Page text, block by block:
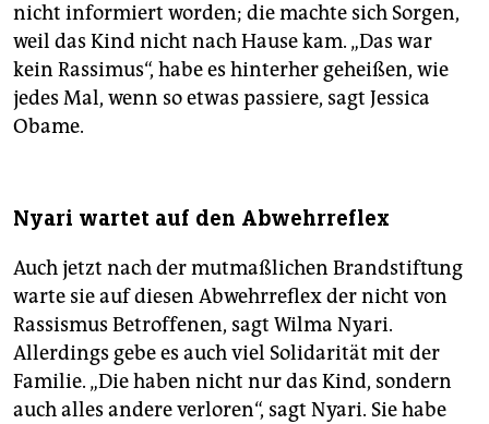
nicht informiert worden; die machte sich Sorgen,
weil das Kind nicht nach Hause kam. „Das war
kein Rassimus“, habe es hinterher geheißen, wie
jedes Mal, wenn so etwas passiere, sagt Jessica
Obame.
Nyari wartet auf den Abwehrreflex
Auch jetzt nach der mutmaßlichen Brandstiftung
warte sie auf diesen Abwehrreflex der nicht von
Rassismus Betroffenen, sagt Wilma Nyari.
Allerdings gebe es auch viel Solidarität mit der
Familie. „Die haben nicht nur das Kind, sondern
auch alles andere verloren“, sagt Nyari. Sie habe